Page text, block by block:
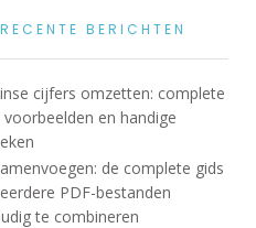
RECENTE BERICHTEN
cijfers omzetten: complete
voorbeelden en handige
de complete gids
PDF-bestanden
te combineren